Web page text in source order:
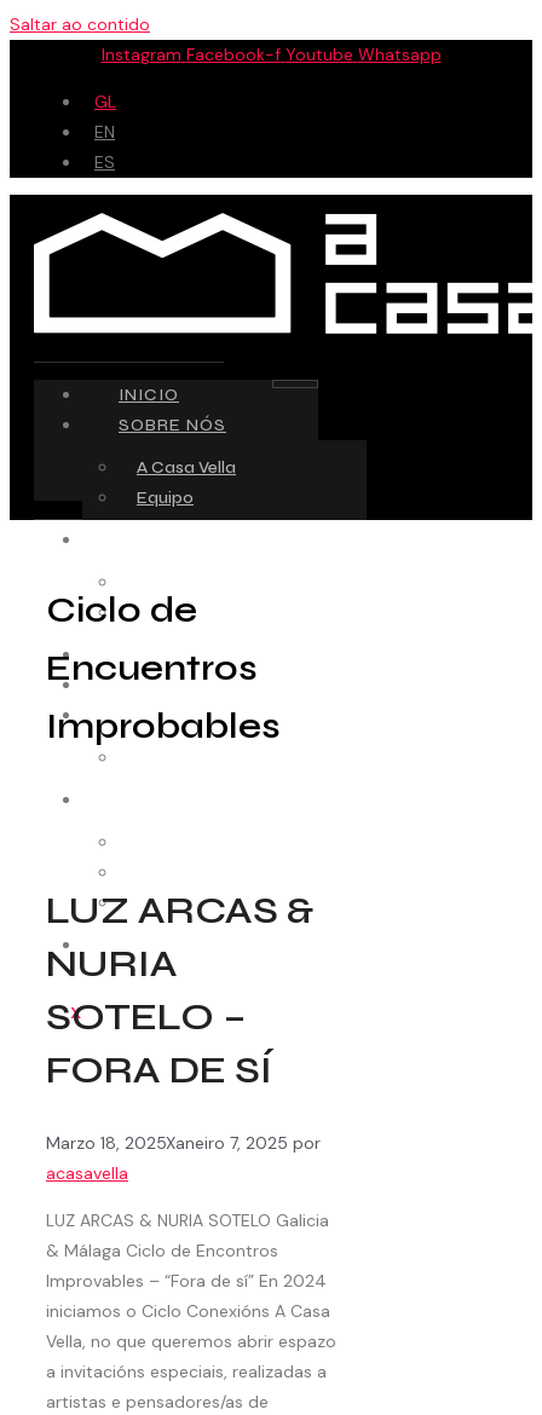
Saltar ao contido
Instagram Facebook-f Youtube Whatsapp
GL
EN
ES
INICIO
SOBRE NÓS
A Casa Vella
Equipo
Convocatorias
RESIDENCIAS
MEDIACIÓN
COLABORADORES
Arquivo
X
Ciclo de
Encuentros
Improbables
LUZ ARCAS &
NURIA
SOTELO –
FORA DE SÍ
Marzo 18, 2025Xaneiro 7, 2025 por
acasavella
LUZ ARCAS & NURIA SOTELO Galicia
& Málaga Ciclo de Encontros
Improvables – “Fora de sí” En 2024
iniciamos o Ciclo Conexións A Casa
Vella, no que queremos abrir espazo
a invitacións especiais, realizadas a
artistas e pensadores/as de